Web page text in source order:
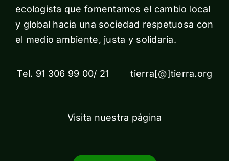
ecologista que fomentamos el cambio local
y global hacia una sociedad respetuosa con
el medio ambiente, justa y solidaria.
Tel. 91 306 99 00/ 21 tierra[@]tierra.org
Visita nuestra página